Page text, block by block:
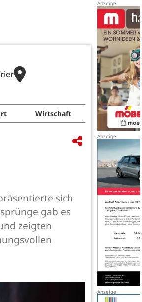
Wirtschaft
sich
gab es
zeigten